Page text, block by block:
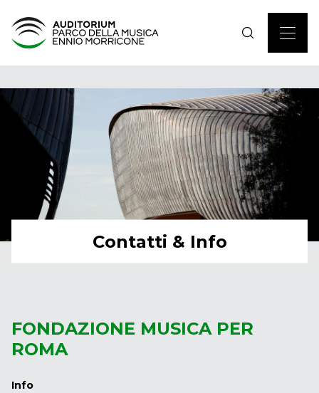
Contatti & Info
FONDAZIONE MUSICA PER
ROMA
Info